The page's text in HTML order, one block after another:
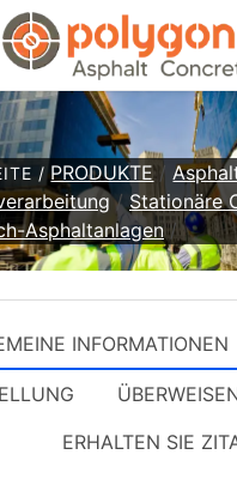
/PRODUKTE/
/Stationäre
Asphaltanlagen/
INFORMATIONEN
ERHALTEN SIE